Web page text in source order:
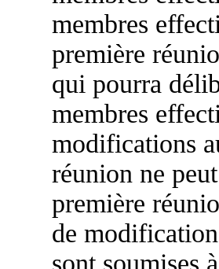
membres
première
qui pourra
membres
modifications
réunion ne
première
de